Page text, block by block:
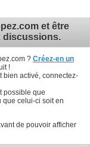
et être
discussions.
? Créez-en un
!
bien activé, connectez-
possible que
que celui-ci soit en
de pouvoir afficher